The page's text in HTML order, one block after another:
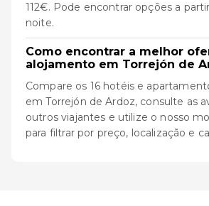
112€. Pode encontrar opções a
noite.
Como encontrar a melhor
alojamento em Torrejón de
Compare os 16 hotéis e
em Torrejón de Ardoz, consulte as
outros viajantes e utilize o nosso
para filtrar por preço, localização e